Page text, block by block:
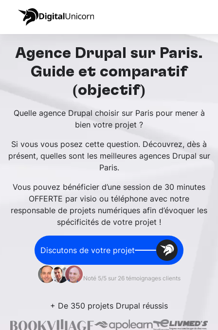
Agence Drupal sur Paris.
Guide et comparatif
(objectif)
Quelle agence Drupal choisir sur Paris pour mener à
bien votre projet ?
Si vous vous posez cette question. Découvrez, dès à
présent, quelles sont les meilleures agences Drupal sur
Paris.
Vous pouvez bénéficier d’une session de 30 minutes
OFFERTE par visio ou téléphone avec notre
responsable de projets numériques afin d’évoquer les
spécificités de votre projet !
Discutons de votre projet
Noté 5/5 sur 26 témoignages clients
+ De 350 projets Drupal réussis